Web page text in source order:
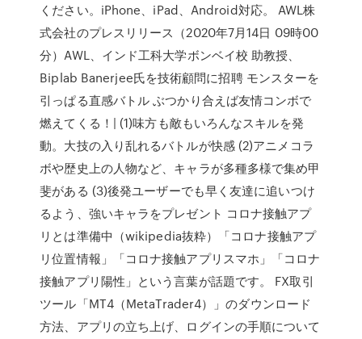
ください。iPhone、iPad、Android対応。 AWL株
式会社のプレスリリース（2020年7月14日 09時00
分）AWL、インド工科大学ボンベイ校 助教授、
Biplab Banerjee氏を技術顧問に招聘 モンスターを
引っぱる直感バトル ぶつかり合えば友情コンボで
燃えてくる！| (1)味方も敵もいろんなスキルを発
動。大技の入り乱れるバトルが快感 (2)アニメコラ
ボや歴史上の人物など、キャラが多種多様で集め甲
斐がある (3)後発ユーザーでも早く友達に追いつけ
るよう、強いキャラをプレゼント コロナ接触アプ
リとは準備中（wikipedia抜粋）「コロナ接触アプ
リ位置情報」「コロナ接触アプリスマホ」「コロナ
接触アプリ陽性」という言葉が話題です。 FX取引
ツール「MT4（MetaTrader4）」のダウンロード
方法、アプリの立ち上げ、ログインの手順について